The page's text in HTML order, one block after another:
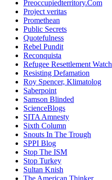
Preoccupiedterritory.Com
Project veritas
Promethean
Public Secrets
Quotefulness
Rebel Pundit
Reconquista
Refugee Resettlement Watch
Resisting Defamation
Roy Spencer, Klimatolog
Saberpoint
Samson Blinded
ScienceBlogs
SITA Amnesty
Sixth Column
Snouts In The Trough
SPPI Blog
Stop The ISM
Stop Turkey
Sultan Knish